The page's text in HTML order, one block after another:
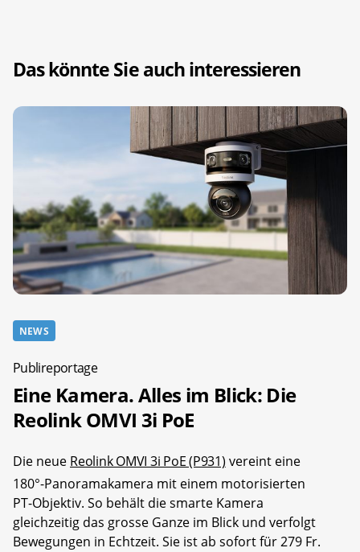
Das könnte Sie auch interessieren
NEWS
Publireportage
Eine Kamera. Alles im Blick: Die
Reolink OMVI 3i PoE
Die neue Reolink OMVI 3i PoE (P931) vereint eine
180°-Panoramakamera mit einem motorisierten
PT-Objektiv. So behält die smarte Kamera
gleichzeitig das grosse Ganze im Blick und verfolgt
Bewegungen in Echtzeit. Sie ist ab sofort für 279 Fr.